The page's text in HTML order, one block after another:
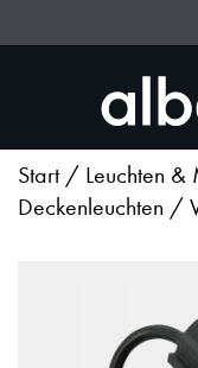
Start/ Leuchten &
Deckenleuchten /